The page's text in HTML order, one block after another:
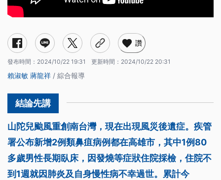
讚
發布時間： 2024/10/22 19:31 更新時間： 2024/10/22 20:31
賴淑敏 蔣龍祥 / 綜合報導
山陀兒颱風重創南台灣，現在出現風災後遺症。疾管
署公布新增2例類鼻疽病例都在高雄市，其中1例80
多歲男性長期臥床，因發燒等症狀住院採檢，住院不
到1週就因肺炎及自身慢性病不幸過世。累計今